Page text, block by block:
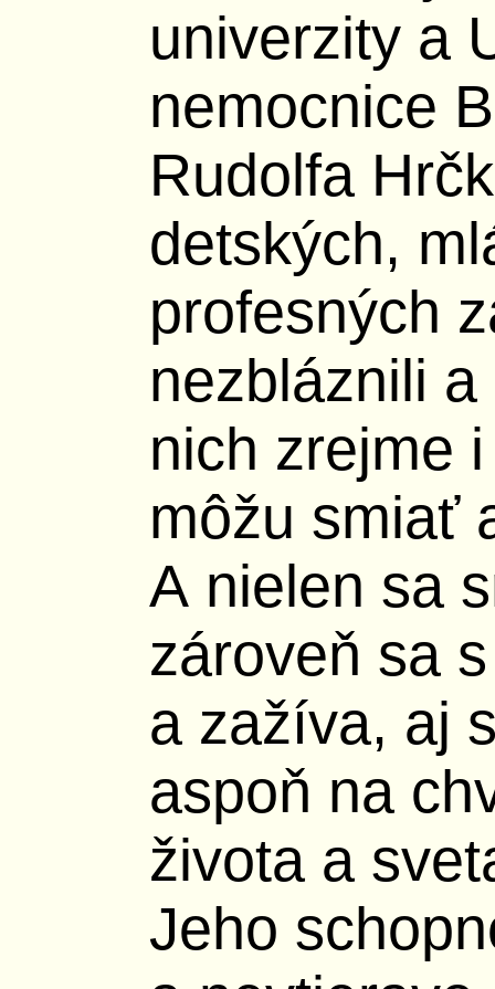
univerzity a
nemocnice
Rudolfa
detských,
profesných
nezbláznili
nich zrejme
môžu smiať
A nielen sa
zároveň sa
a zažíva, aj
aspoň na
života a
Jeho